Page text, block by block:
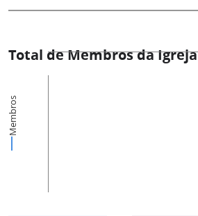
Total de Membros da Igreja
Membros